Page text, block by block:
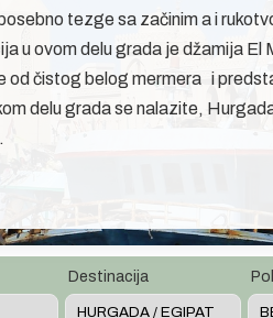
tezge sa začinim a i
u ovom delu grada je džamija
od čistog belog mermera i
delu grada se nalazite,
Destinacija